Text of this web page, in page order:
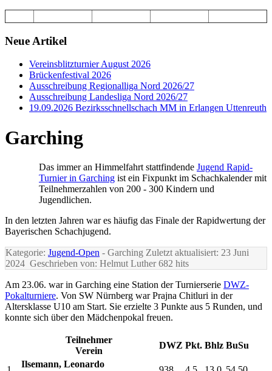
Neue Artikel
Vereinsblitzturnier August 2026
Brückenfestival 2026
Ausschreibung Regionalliga Nord 2026/27
Ausschreibung Landesliga Nord 2026/27
19.09.2026 Bezirksschnellschach MM in Erlangen Uttenreuth
Garching
Das immer an Himmelfahrt stattfindende Jugend Rapid-
Turnier in Garching ist ein Fixpunkt im Schachkalender mit
Teilnehmerzahlen von 200 - 300 Kindern und
Jugendlichen.
In den letzten Jahren war es häufig das Finale der Rapidwertung der
Bayerischen Schachjugend.
Kategorie: Jugend-Open - Garching Zuletzt aktualisiert: 23 Juni
2024 Geschrieben von: Helmut Luther682 hits
Am 23.06. war in Garching eine Station der Turnierserie DWZ-
Pokalturniere. Von SW Nürnberg war Prajna Chitluri in der
Altersklasse U10 am Start. Sie erzielte 3 Punkte aus 5 Runden, und
konnte sich über den Mädchenpokal freuen.
Teilnehmer
Verein
DWZ Pkt. Bhlz BuSu
Ilsemann, Leonardo